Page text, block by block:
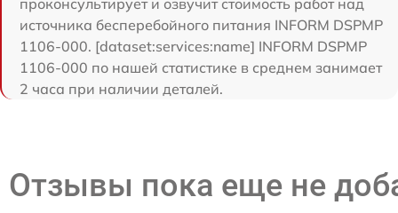
проконсультирует и озвучит стоимость работ над
источника бесперебойного питания INFORM DSPMP
1106-000. [dataset:services:name] INFORM DSPMP
1106-000 по нашей статистике в среднем занимает
2 часа при наличии деталей.
Отзывы пока еще не